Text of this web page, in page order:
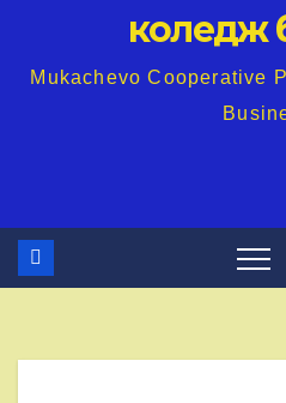
коледж
Mukachevo Cooperative